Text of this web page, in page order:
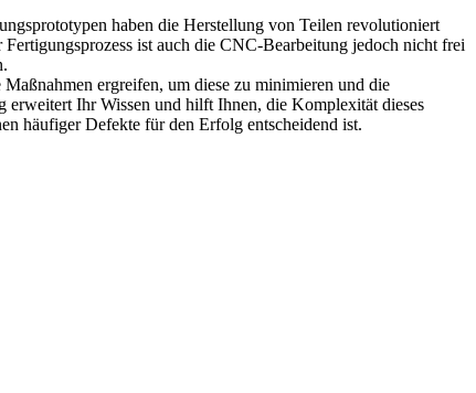
haben die Herstellung von Teilen revolutioniert
ist auch die CNC-Bearbeitung jedoch nicht frei
ergreifen, um diese zu minimieren und die
Ihr Wissen und hilft Ihnen, die Komplexität dieses
häufiger Defekte für den Erfolg entscheidend ist.